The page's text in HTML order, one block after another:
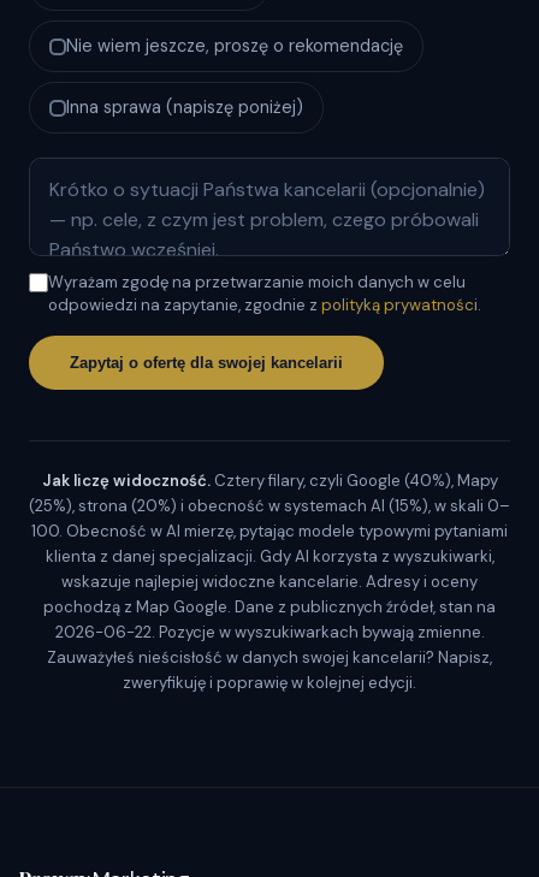
Nie wiem jeszcze, proszę o rekomendację
Inna sprawa (napiszę poniżej)
Wyrażam zgodę na przetwarzanie moich danych w celu
odpowiedzi na zapytanie, zgodnie z polityką prywatności.
Zapytaj o ofertę dla swojej kancelarii
Jak liczę widoczność.Cztery filary, czyli Google (40%), Mapy
(25%), strona (20%) i obecność w systemach AI (15%), w skali 0–
100. Obecność w AI mierzę, pytając modele typowymi pytaniami
klienta z danej specjalizacji. Gdy AI korzysta z wyszukiwarki,
wskazuje najlepiej widoczne kancelarie. Adresy i oceny
pochodzą z Map Google. Dane z publicznych źródeł, stan na
2026-06-22. Pozycje w wyszukiwarkach bywają zmienne.
Zauważyłeś nieścisłość w danych swojej kancelarii? Napisz,
zweryfikuję i poprawię w kolejnej edycji.